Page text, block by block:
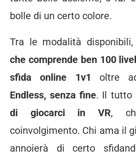
bolle di un certo colore.
Tra le modalità
che comprende ben 100
sfida online 1v1
oltre
Endless, senza fine. Il tutto
di giocarci in VR,
coinvolgimento. Chi ama il
annoierà di certo